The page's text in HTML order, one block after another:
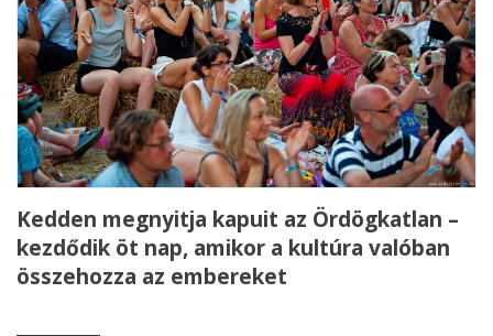
Kedden megnyitja kapuit az Ördögkatlan –
kezdődik öt nap, amikor a kultúra valóban
összehozza az embereket